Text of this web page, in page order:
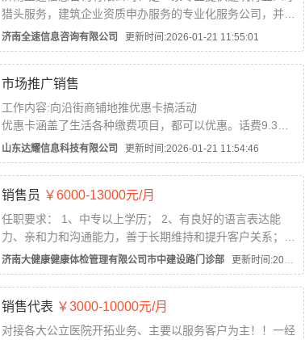
猎头服务，建筑企业资质申办服务的专业化服务公司，并与
建设部等相关政府机构长期建立合作关系，将会为更多的企
业提供更加优质优良的服务 微电同号，欢迎随时来电咨
询...
济南全速信息咨询有限公司 更新时间:2026-01-21 11:55:01
市场推广销售
工作内容:向沿街商铺地推优惠卡搞活动
优惠卡涵盖了生活各种缴费项目，都可以优惠。话费9.3
折，充100元话费用我们的优惠卡只需93元。水电燃气9.5
折，影视会员一折起，八折洗车，八折电影，一卡通用，客
单价高，收入乐观，欢迎了解。...
山东达耀信息科技有限公司 更新时间:2026-01-21 11:54:46
销售员 ￥6000-13000元/月
任职要求： 1、中专以上学历； 2、有良好的语言表达能
力、亲和力和沟通能力，善于长期维持和提升客户关系；
3、有相关社会背景及工作经验者优先； 4、有医学背景者
优先...
济南大健康健康体检管理有限公司市中建设路门诊部更新时间:2026-01-21 11:54:32
销售代表 ￥3000-10000元/月
对接各大公立医院开拓业务、主要以服务客户为主！！一经